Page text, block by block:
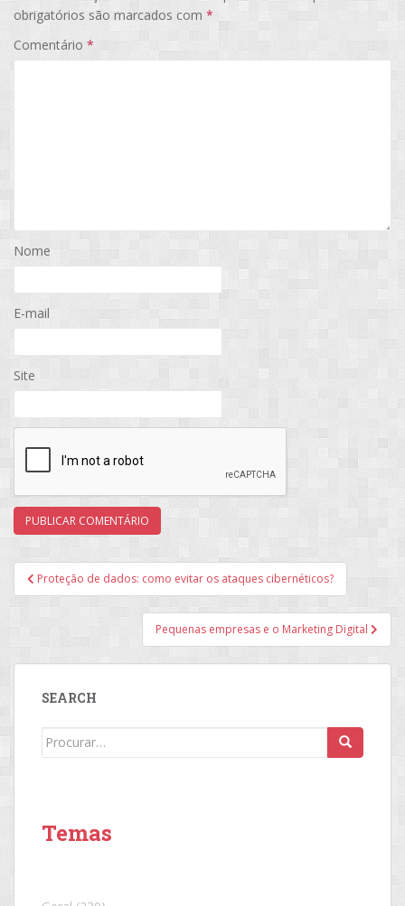
obrigatórios são marcados com *
Comentário *
Nome
E-mail
Site
Navegação
de
Proteção de dados: como evitar os ataques cibernéticos?
Pequenas empresas e o Marketing Digital
SEARCH
Search
Temas